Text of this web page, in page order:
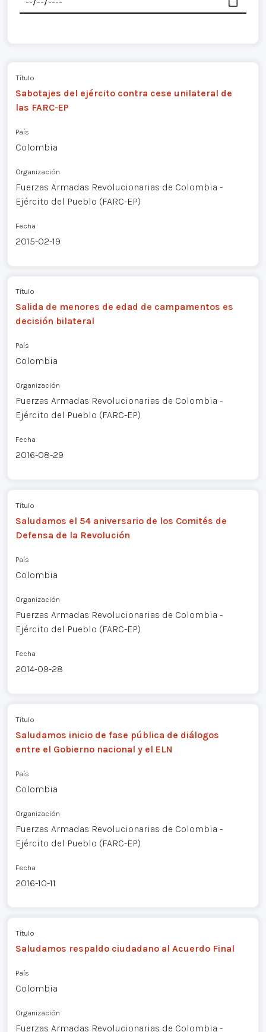
Título
Sabotajes del ejército contra cese unilateral de
las FARC-EP
País
Colombia
Organización
Fuerzas Armadas Revolucionarias de Colombia -
Ejército del Pueblo (FARC-EP)
Fecha
2015-02-19
Título
Salida de menores de edad de campamentos es
decisión bilateral
País
Colombia
Organización
Fuerzas Armadas Revolucionarias de Colombia -
Ejército del Pueblo (FARC-EP)
Fecha
2016-08-29
Título
Saludamos el 54 aniversario de los Comités de
Defensa de la Revolución
País
Colombia
Organización
Fuerzas Armadas Revolucionarias de Colombia -
Ejército del Pueblo (FARC-EP)
Fecha
2014-09-28
Título
Saludamos inicio de fase pública de diálogos
entre el Gobierno nacional y el ELN
País
Colombia
Organización
Fuerzas Armadas Revolucionarias de Colombia -
Ejército del Pueblo (FARC-EP)
Fecha
2016-10-11
Título
Saludamos respaldo ciudadano al Acuerdo Final
País
Colombia
Organización
Fuerzas Armadas Revolucionarias de Colombia -